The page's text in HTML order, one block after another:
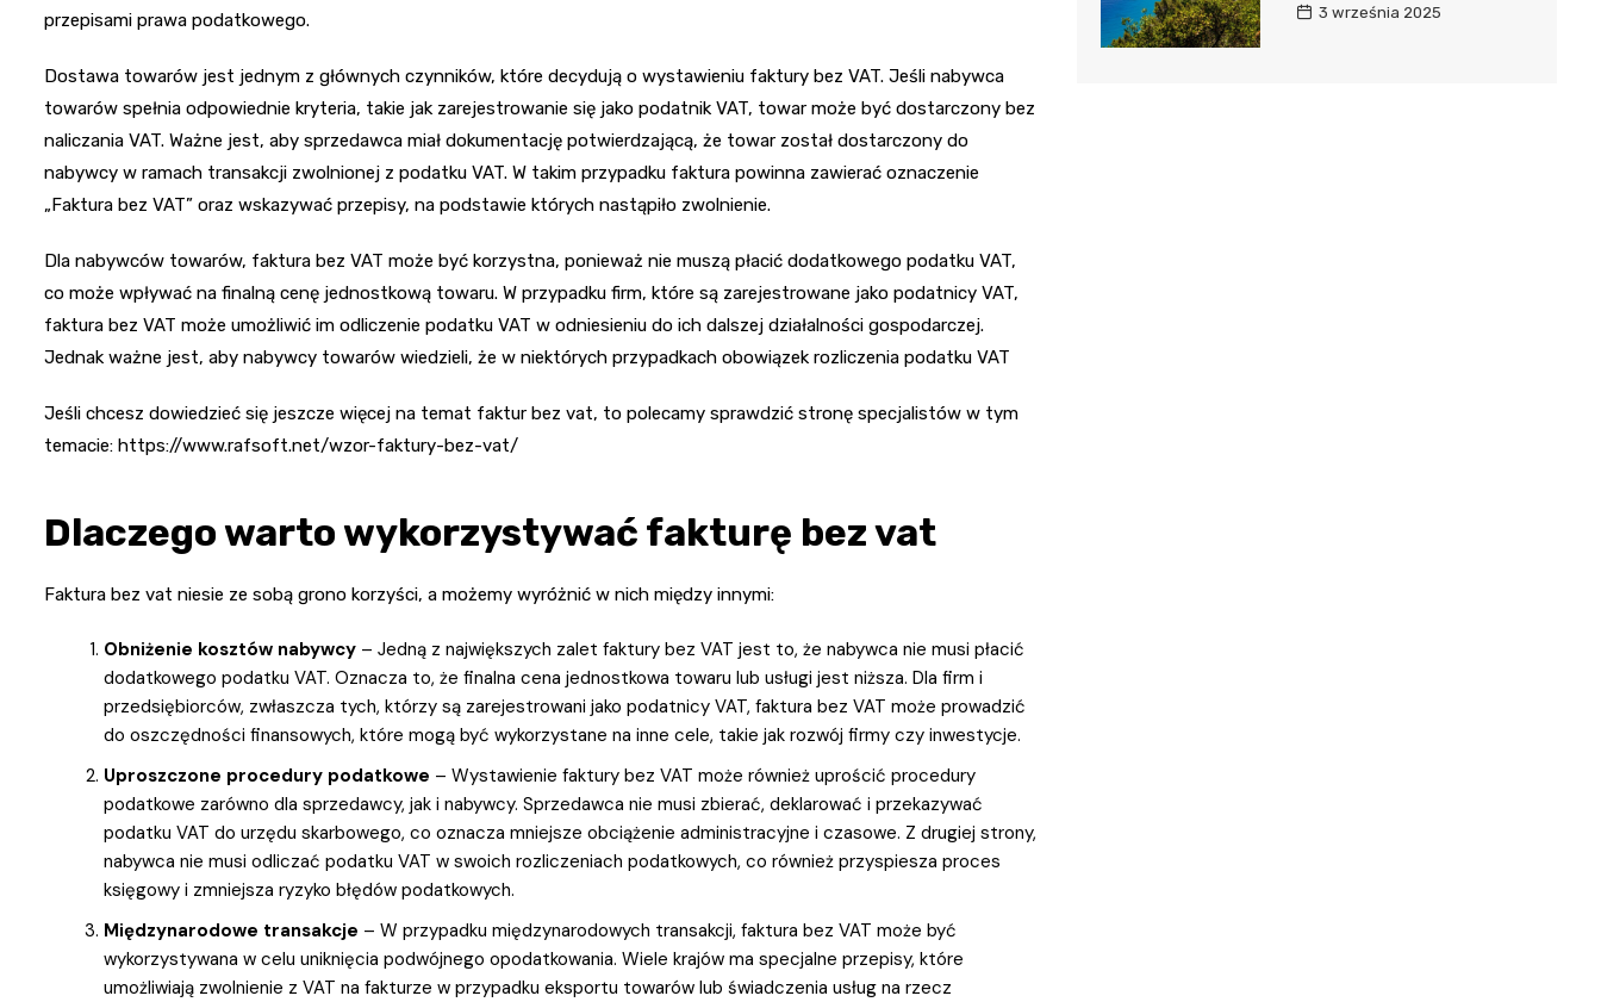
przepisami prawa podatkowego.
Dostawa towarów jest jednym z głównych czynników, które decydują o wystawieniu faktury bez VAT. Jeśli nabywca
towarów spełnia odpowiednie kryteria, takie jak zarejestrowanie się jako podatnik VAT, towar może być dostarczony bez
naliczania VAT. Ważne jest, aby sprzedawca miał dokumentację potwierdzającą, że towar został dostarczony do
nabywcy w ramach transakcji zwolnionej z podatku VAT. W takim przypadku faktura powinna zawierać oznaczenie
„Faktura bez VAT” oraz wskazywać przepisy, na podstawie których nastąpiło zwolnienie.
Dla nabywców towarów, faktura bez VAT może być korzystna, ponieważ nie muszą płacić dodatkowego podatku VAT,
co może wpływać na finalną cenę jednostkową towaru. W przypadku firm, które są zarejestrowane jako podatnicy VAT,
faktura bez VAT może umożliwić im odliczenie podatku VAT w odniesieniu do ich dalszej działalności gospodarczej.
Jednak ważne jest, aby nabywcy towarów wiedzieli, że w niektórych przypadkach obowiązek rozliczenia podatku VAT
Jeśli chcesz dowiedzieć się jeszcze więcej na temat faktur bez vat, to polecamy sprawdzić stronę specjalistów w tym
temacie: https://www.rafsoft.net/wzor-faktury-bez-vat/
Dlaczego warto wykorzystywać fakturę bez vat
Faktura bez vat niesie ze sobą grono korzyści, a możemy wyróżnić w nich między innymi:
Obniżenie kosztów nabywcy – Jedną z największych zalet faktury bez VAT jest to, że nabywca nie musi płacić
dodatkowego podatku VAT. Oznacza to, że finalna cena jednostkowa towaru lub usługi jest niższa. Dla firm i
przedsiębiorców, zwłaszcza tych, którzy są zarejestrowani jako podatnicy VAT, faktura bez VAT może prowadzić
do oszczędności finansowych, które mogą być wykorzystane na inne cele, takie jak rozwój firmy czy inwestycje.
Uproszczone procedury podatkowe – Wystawienie faktury bez VAT może również uprościć procedury
podatkowe zarówno dla sprzedawcy, jak i nabywcy. Sprzedawca nie musi zbierać, deklarować i przekazywać
podatku VAT do urzędu skarbowego, co oznacza mniejsze obciążenie administracyjne i czasowe. Z drugiej strony,
nabywca nie musi odliczać podatku VAT w swoich rozliczeniach podatkowych, co również przyspiesza proces
księgowy i zmniejsza ryzyko błędów podatkowych.
Międzynarodowe transakcje – W przypadku międzynarodowych transakcji, faktura bez VAT może być
wykorzystywana w celu uniknięcia podwójnego opodatkowania. Wiele krajów ma specjalne przepisy, które
umożliwiają zwolnienie z VAT na fakturze w przypadku eksportu towarów lub świadczenia usług na rzecz
3 września 2025